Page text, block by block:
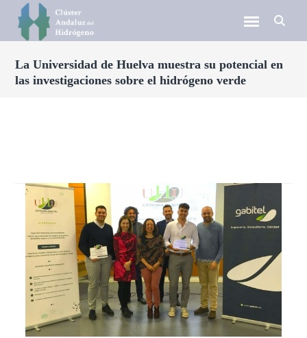
La Universidad de Huelva muestra su potencial en
las investigaciones sobre el hidrógeno verde